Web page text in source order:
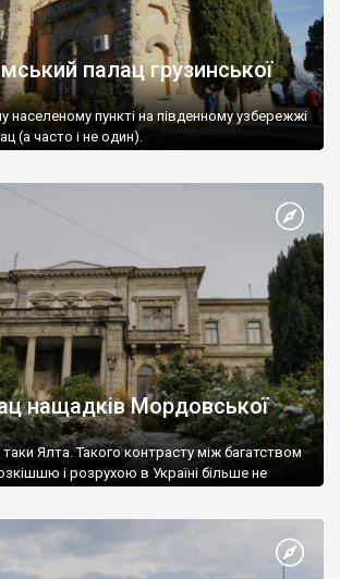
палац грузинської
пункті на південному узбережжі
(а часто і не один).
нащадків Мордовської
Ялта. Такого контрасту між багатством
і розрухою в Україні більше не